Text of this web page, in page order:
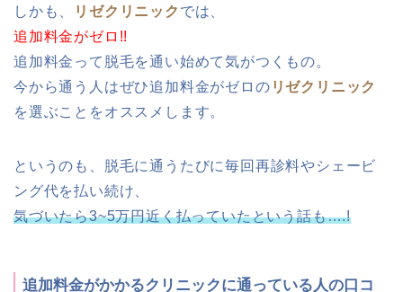
しかも、 リゼクリニック では、
追加料金がゼロ!!
追加料金って脱毛を通い始めて気がつくもの。
今から通う人はぜひ追加料金がゼロの リゼクリニック
を選ぶことをオススメします。
というのも、脱毛に通うたびに毎回再診料やシェービ
ング代を払い続け、
気づいたら3~5万円近く払っていたという話も….!
追加料金がかかるクリニックに通っている人の口コ